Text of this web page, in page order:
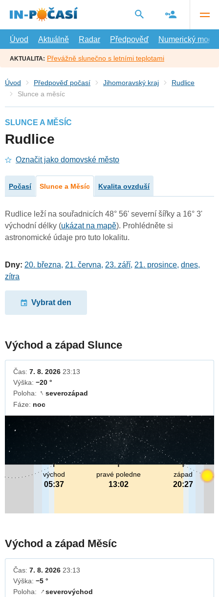
hlavní
Úvod
Aktuálně Radar Předpověď Numerický model
AKTUALITA: Převážně slunečno s letními teplotami
Úvod Předpověď počasí Jihomoravský kraj
Rudlice
Slunce a měsíc
SLUNCE A MĚSÍC
Rudlice
Označit jako domovské město
Počasí Slunce a Měsíc Kvalita ovzduší
Rudlice leží na souřadnicích 48° 56' severní šířky a 16° 3'
východní délky (ukázat na mapě). Prohlédněte si
astronomické údaje pro tuto lokalitu.
Dny: 20. března, 21. června, 23. září, 21. prosince, dnes,
zítra
Vybrat den
Východ a západ Slunce
Čas: 7. 8. 2026 23:13
Výška: −20 °
Poloha: ↓ severozápad
Fáze: noc
pravé poledne
13:02
východ
05:37
západ
20:27
Východ a západ Měsíc
Čas: 7. 8. 2026 23:13
Výška: −5 °
Poloha:
↓severovýchod